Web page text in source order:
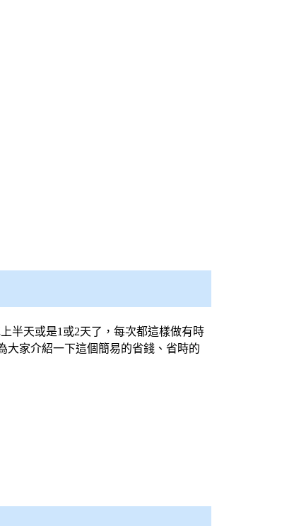
半天或是1或2天了，每次都這樣做有時
大家介紹一下這個簡易的省錢、省時的